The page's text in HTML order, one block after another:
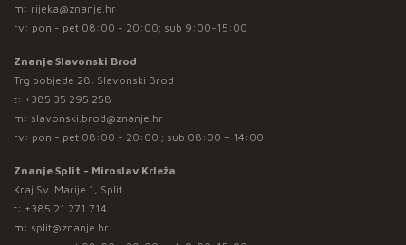
m: rijeka@znanje.hr
rv: pon - pet 08:00 - 20:00; sub 9:00-15:00
Znanje Slavonski Brod
Trg pobjede 28, Slavonski Brod
t: +385 35 295 258
m: slavonski.brod@znanje.hr
rv: pon - pet 08:00 - 20:00 ; sub 08:00 – 14:00
Znanje Split - Miroslav Krleža
Kraj Sv. Marije 1, Split
t: +385 21 271 714
m: split@znanje.hr